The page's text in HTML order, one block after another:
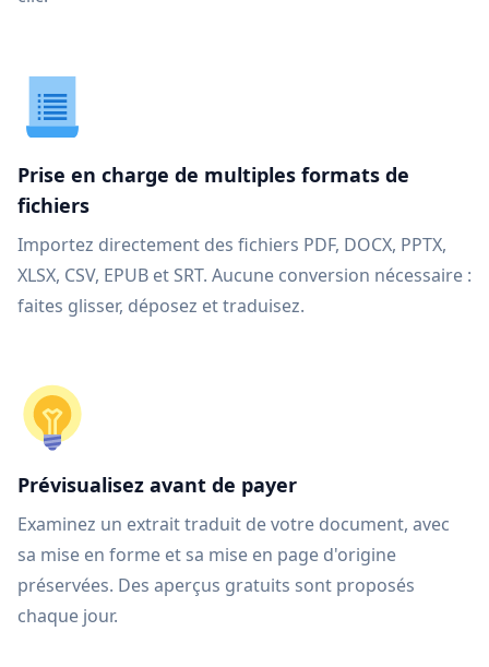
Prise en charge de multiples formats de
fichiers
Importez directement des fichiers PDF, DOCX, PPTX,
XLSX, CSV, EPUB et SRT. Aucune conversion nécessaire :
faites glisser, déposez et traduisez.
Prévisualisez avant de payer
Examinez un extrait traduit de votre document, avec
sa mise en forme et sa mise en page d'origine
préservées. Des aperçus gratuits sont proposés
chaque jour.